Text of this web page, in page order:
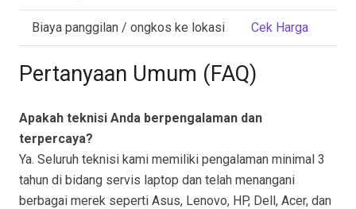
Biaya panggilan / ongkos ke lokasi Cek Harga
Pertanyaan Umum (FAQ)
Apakah teknisi Anda berpengalaman dan
terpercaya?
Ya. Seluruh teknisi kami memiliki pengalaman minimal 3
tahun di bidang servis laptop dan telah menangani
berbagai merek seperti Asus, Lenovo, HP, Dell, Acer, dan